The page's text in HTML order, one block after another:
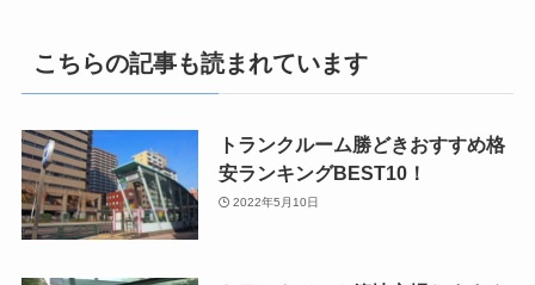
こちらの記事も読まれています
トランクルーム勝どきおすすめ格
安ランキングBEST10！
2022年5月10日